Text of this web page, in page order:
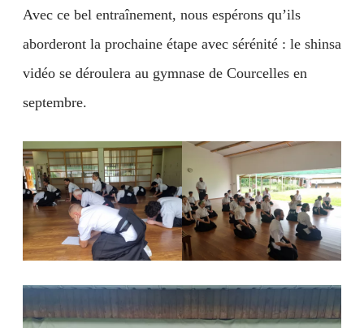
Avec ce bel entraînement, nous espérons qu’ils
aborderont la prochaine étape avec sérénité : le shinsa
vidéo se déroulera au gymnase de Courcelles en
septembre.